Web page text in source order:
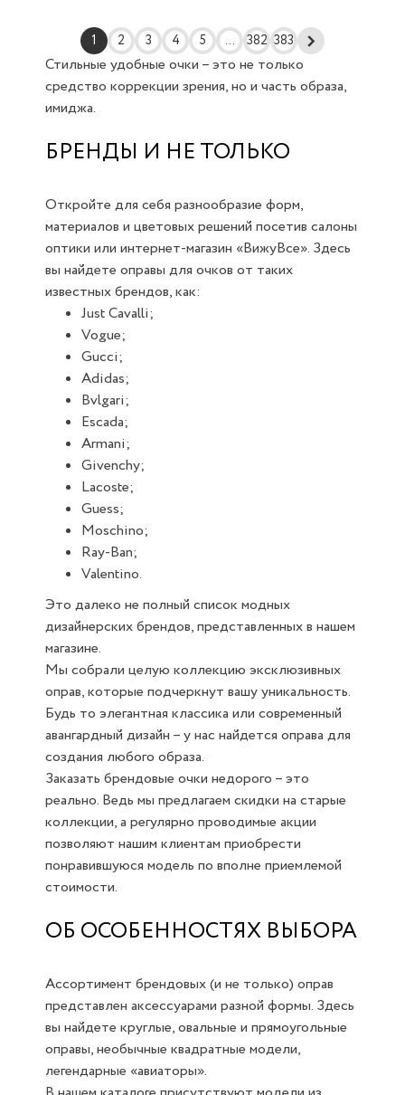
1 2 3 4 5 ... 382 383
Стильные удобные очки – это не только
средство коррекции зрения, но и часть образа,
имиджа.
БРЕНДЫ И НЕ ТОЛЬКО
Откройте для себя разнообразие форм,
материалов и цветовых решений посетив салоны
оптики или интернет-магазин «ВижуВсе». Здесь
вы найдете оправы для очков от таких
известных брендов, как:
Just Cavalli;
Vogue;
Gucci;
Adidas;
Bvlgari;
Escada;
Armani;
Givenchy;
Lacoste;
Guess;
Moschino;
Ray-Ban;
Valentino.
Это далеко не полный список модных
дизайнерских брендов, представленных в нашем
магазине.
Мы собрали целую коллекцию эксклюзивных
оправ, которые подчеркнут вашу уникальность.
Будь то элегантная классика или современный
авангардный дизайн – у нас найдется оправа для
создания любого образа.
Заказать брендовые очки недорого – это
реально. Ведь мы предлагаем скидки на старые
коллекции, а регулярно проводимые акции
позволяют нашим клиентам приобрести
понравившуюся модель по вполне приемлемой
стоимости.
ОБ ОСОБЕННОСТЯХ ВЫБОРА
Ассортимент брендовых (и не только) оправ
представлен аксессуарами разной формы. Здесь
вы найдете круглые, овальные и прямоугольные
оправы, необычные квадратные модели,
легендарные «авиаторы».